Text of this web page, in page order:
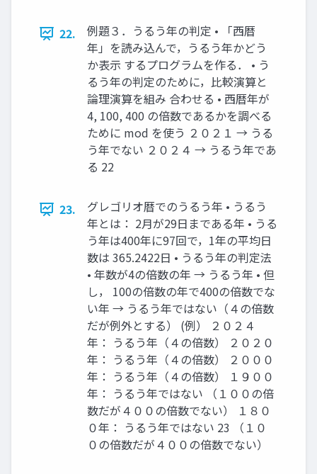
22.
例題３．うるう年の判定 • 「西暦
年」を読み込んで，うるう年かどう
か表示 するプログラムを作る． • う
るう年の判定のために，比較演算と
論理演算を組み 合わせる • 西暦年が
4, 100, 400 の倍数であるかを調べる
ために mod を使う ２０２１ → うる
う年でない ２０２４ → うるう年であ
る 22
23.
グレゴリオ暦でのうるう年 • うるう
年とは： 2月が29日まである年 • うる
う年は400年に97回で，1年の平均日
数は 365.2422日 • うるう年の判定法
• 年数が4の倍数の年 → うるう年 • 但
し， 100の倍数の年で400の倍数でな
い年 → うるう年ではない（４の倍数
だが例外とする） (例） ２０２４
年： うるう年（４の倍数） ２０２０
年： うるう年（４の倍数） ２０００
年： うるう年（４の倍数） １９００
年： うるう年ではない （１００の倍
数だが４００の倍数でない） １８０
０年： うるう年ではない 23 （１０
０の倍数だが４００の倍数でない）